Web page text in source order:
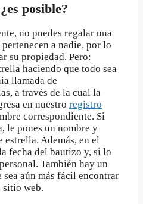
posible?
no puedes regalar una
a nadie, por lo
su propiedad. Pero:
haciendo que todo sea
llamada de
a través de la cual la
en nuestro registro
correspondiente. Si
le pones un nombre y
Además, en el
fecha del bautizo y, si lo
También hay un
sea aún más fácil encontrar
sitio web.